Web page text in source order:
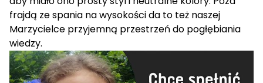
frajdą ze spania na wysokości da to też naszej
Marzycielce przyjemną przestrzeń do pogłębiania
wiedzy.